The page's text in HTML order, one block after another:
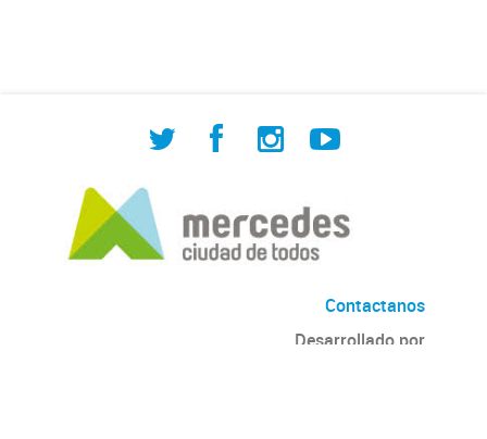
Contactanos
Desarrollado por